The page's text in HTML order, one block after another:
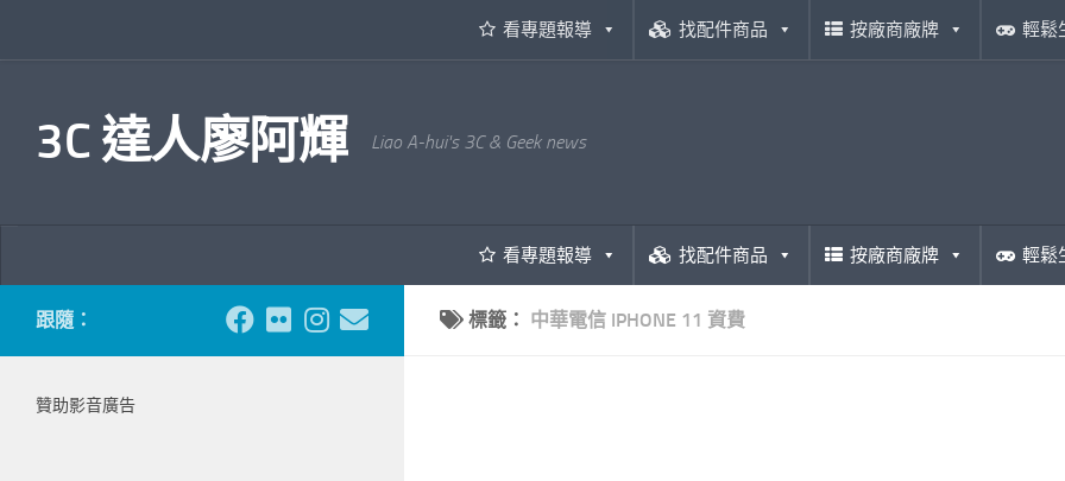
看專題報導 找配件商品 按廠商廠牌 輕鬆
3C 達人廖阿輝 Liao A-hui's 3C & Geek news
看專題報導 找配件商品 按廠商廠牌 輕鬆
標籤： 中華電信 IPHONE 11 資費
跟隨：
贊助影音廣告